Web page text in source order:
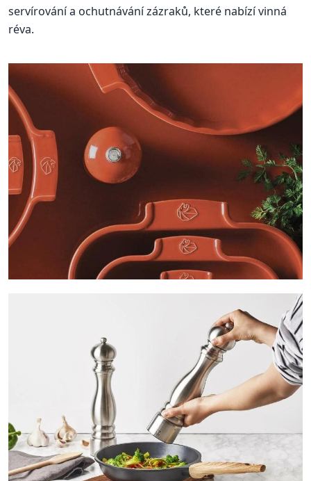
servírování a ochutnávání zázraků, které nabízí vinná
réva.